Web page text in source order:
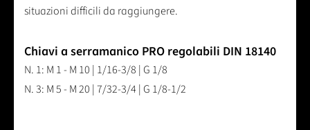
situazioni difficili da raggiungere.
Chiavi a serramanico PRO regolabili DIN 18140
N. 1: M 1 - M 10 | 1/16-3/8 | G 1/8
N. 3: M 5 - M 20 | 7/32-3/4 | G 1/8-1/2